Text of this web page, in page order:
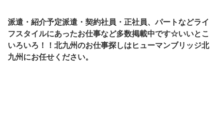
派遣・紹介予定派遣・契約社員・正社員、パートなどライ
フスタイルにあったお仕事など多数掲載中です☆いいとこ
いろいろ！！北九州のお仕事探しはヒューマンブリッジ北
九州にお任せください。